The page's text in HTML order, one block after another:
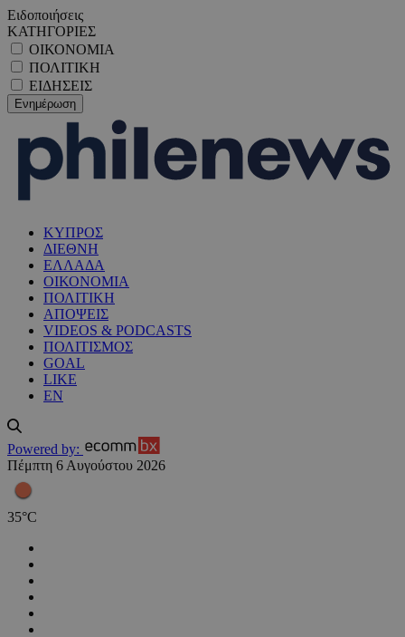
Ειδοποιήσεις
ΚΑΤΗΓΟΡΙΕΣ
ΟΙΚΟΝΟΜΙΑ
ΠΟΛΙΤΙΚΗ
ΕΙΔΗΣΕΙΣ
ΚΥΠΡΟΣ
ΔΙΕΘΝΗ
ΕΛΛΑΔΑ
ΟΙΚΟΝΟΜΙΑ
ΠΟΛΙΤΙΚΗ
ΑΠΟΨΕΙΣ
VIDEOS & PODCASTS
ΠΟΛΙΤΙΣΜΟΣ
GOAL
LIKE
EN
Powered by:
Πέμπτη 6 Αυγούστου 2026
35°C